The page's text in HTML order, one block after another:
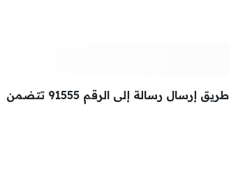
*555#، أو عن طريق إرسال رسالة إلى الرقم 91555 تتضمن